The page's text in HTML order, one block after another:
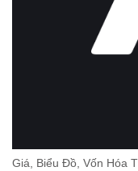
Giá, Biểu Đồ, Vốn Hóa